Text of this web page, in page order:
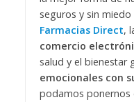
seguros y sin miedo
Farmacias Direct,
comercio
salud y el bienestar
emocionales con
podamos ponernos